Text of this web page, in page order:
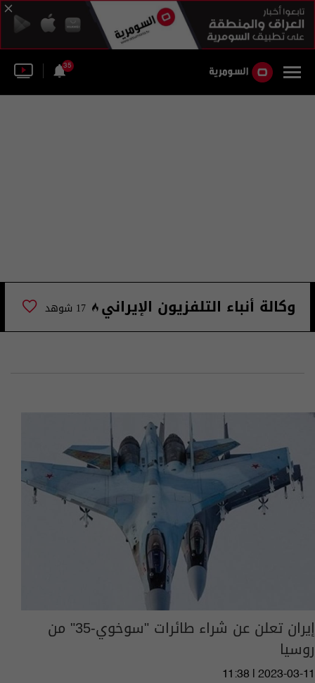
35
وكالة أنباء التلفزيون الإيراني 17 شوهد
إيران تعلن عن شراء طائرات "سوخوي-35" من
روسيا
11:38 | 2023-03-11